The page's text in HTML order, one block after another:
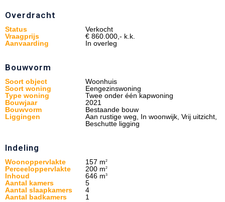
Overdracht
Status
Verkocht
Vraagprijs
€ 860.000,- k.k.
Aanvaarding
In overleg
Bouwvorm
Soort object
Woonhuis
Soort woning
Eengezinswoning
Type woning
Twee onder één kapwoning
Bouwjaar
2021
Bouwvorm
Bestaande bouw
Liggingen
Aan rustige weg, In woonwijk, Vrij uitzicht,
Beschutte ligging
Indeling
Woonoppervlakte 157 m2
Perceeloppervlakte 200 m2
Inhoud 646 m3
Aantal kamers
5
Aantal slaapkamers
4
Aantal badkamers
1